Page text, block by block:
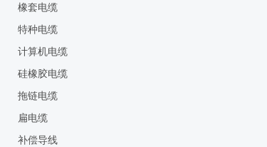
橡套电缆
特种电缆
计算机电缆
硅橡胶电缆
拖链电缆
扁电缆
补偿导线